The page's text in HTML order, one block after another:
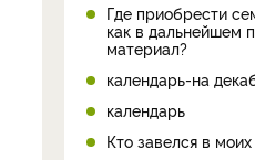
Где приобрести
как в дальнейшем
материал?
календарь-на
календарь
Кто завелся в